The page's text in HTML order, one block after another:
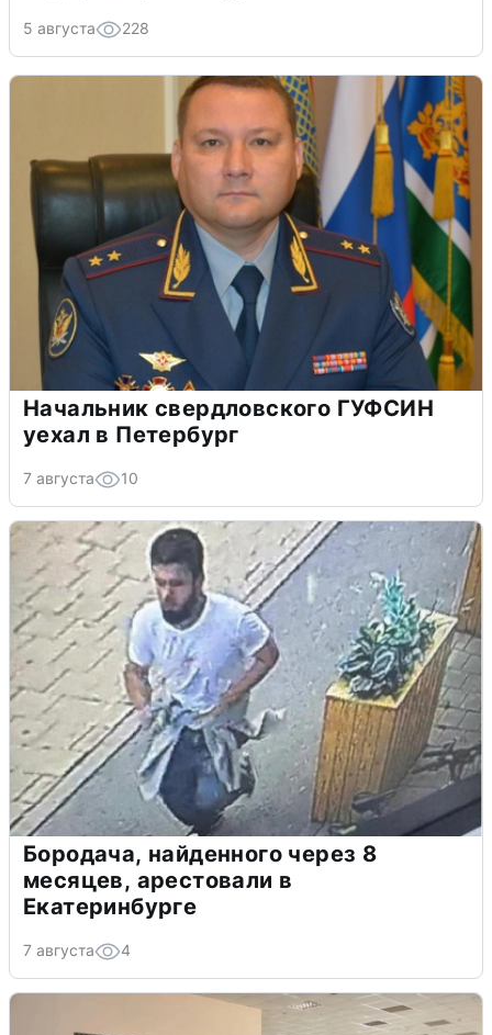
5 августа 228
Начальник свердловского ГУФСИН
уехал в Петербург
7 августа 10
Бородача, найденного через 8
месяцев, арестовали в
Екатеринбурге
7 августа 4